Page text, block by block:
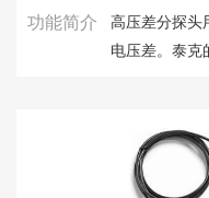
功能简介
高压差分探头
电压差。泰克
些产品由泰克